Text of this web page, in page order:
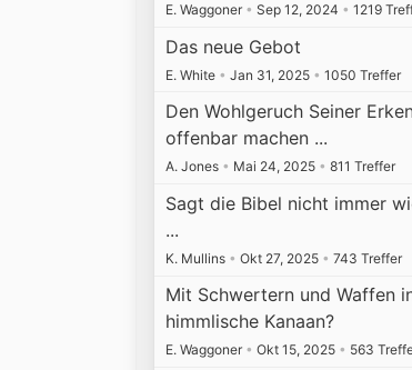
E. Waggoner • Sep 12, 2024 • 1219
Das neue Gebot
E. White • Jan 31, 2025 • 1050 Treffer
Den Wohlgeruch Seiner
offenbar machen ...
A. Jones • Mai 24, 2025 • 811 Treffer
Sagt die Bibel nicht immer
...
K. Mullins • Okt 27, 2025 • 743 Treffer
Mit Schwertern und Waffen
himmlische Kanaan?
E. Waggoner • Okt 15, 2025 • 563